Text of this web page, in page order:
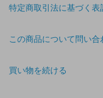
特定商取引法に基づく表
この商品について問い合
買い物を続ける